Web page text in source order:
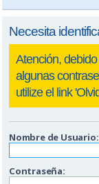
Necesita
Nombre de Usuario:
Contraseña: